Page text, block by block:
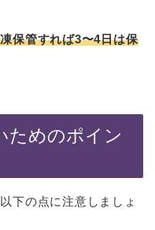
保管すれば3〜4日は保
ためのポイン
下の点に注意しましょ